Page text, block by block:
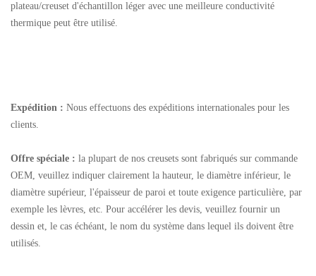
plateau/creuset d'échantillon léger avec une meilleure conductivité
thermique peut être utilisé.
Expédition : Nous effectuons des expéditions internationales pour les
clients.
Offre spéciale : la plupart de nos creusets sont fabriqués sur commande
OEM, veuillez indiquer clairement la hauteur, le diamètre inférieur, le
diamètre supérieur, l'épaisseur de paroi et toute exigence particulière, par
exemple les lèvres, etc. Pour accélérer les devis, veuillez fournir un
dessin et, le cas échéant, le nom du système dans lequel ils doivent être
utilisés.